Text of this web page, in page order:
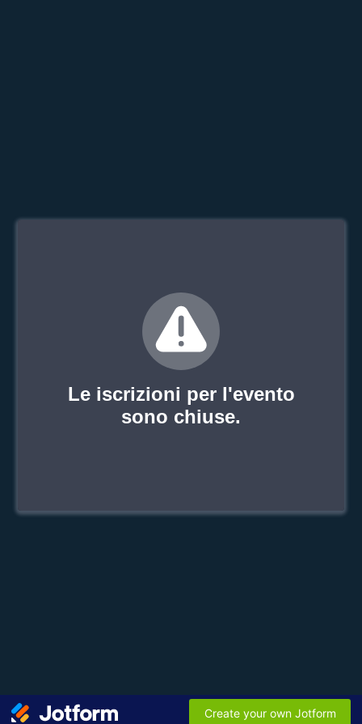
Le iscrizioni per l'evento
sono chiuse.
Create your own Jotform